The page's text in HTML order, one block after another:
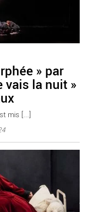
» par
vais la nuit »
mis [...]